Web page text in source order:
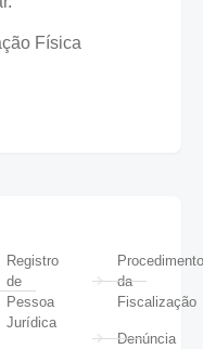
Física
Registro
de
Pessoa
Jurídica
da
Fiscalização
Denúncia